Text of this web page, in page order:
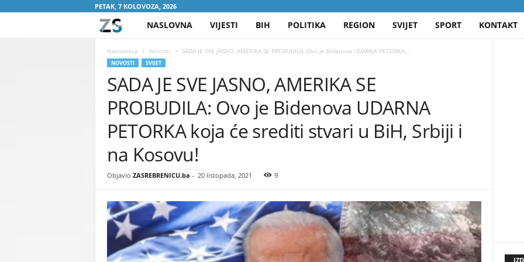
PETAK, 7 KOLOVOZA, 2026
A
R
E
B
R
E
N
I
NASLOVNA VIJESTI BIH POLITIKA REGION SVIJET SPORT KONTAKT
Naslovnica Novosti SADA JE SVE JASNO, AMERIKA SE PROBUDILA: Ovo je Bidenova UDARNA PETORKA...
NOVOSTI SVIJET
SADA JE SVE JASNO, AMERIKA SE
PROBUDILA: Ovo je Bidenova UDARNA
PETORKA koja će srediti stvari u BiH, Srbiji i
na Kosovu!
Objavio ZASREBRENICU.ba - 20 listopada, 2021 9